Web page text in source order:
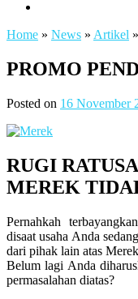
Home » News » Artikel »
PROMO
Posted on 16 November
RUGI
MEREK
Pernahkah
disaat usaha Anda
dari pihak lain atas
Belum lagi Anda
permasalahan diatas?